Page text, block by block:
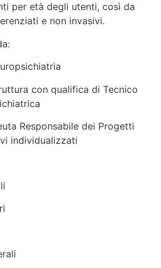
per età degli utenti, così da
e non invasivi.
con qualifica di Tecnico
Responsabile dei Progetti
individualizzati